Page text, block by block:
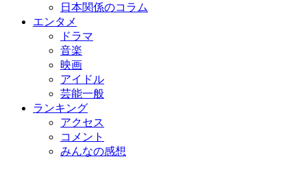
日本関係のコラム
エンタメ
ドラマ
音楽
映画
アイドル
芸能一般
ランキング
アクセス
コメント
みんなの感想